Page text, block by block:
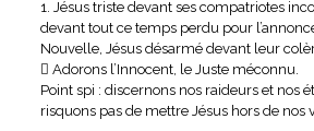
1. Jésus triste devant ses compatriotes
devant tout ce temps perdu pour
Nouvelle, Jésus désarmé devant leur
 Adorons l’Innocent, le Juste méconnu.
Point spi : discernons nos raideurs et nos
risquons pas de mettre Jésus hors de nos